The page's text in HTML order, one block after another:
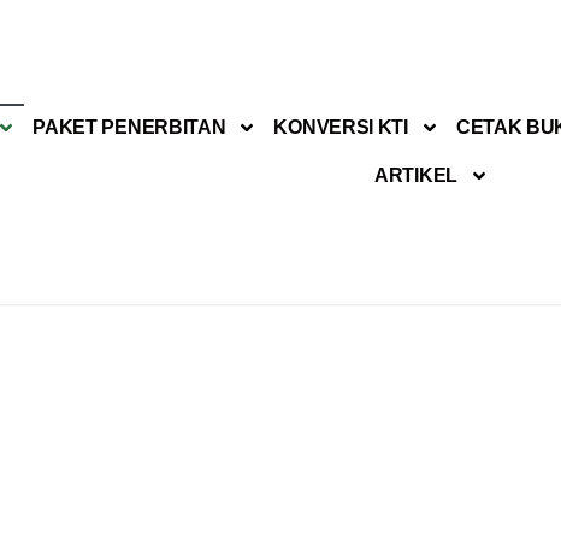
PAKET PENERBITAN KONVERSI KTI CETAK
ARTIKEL